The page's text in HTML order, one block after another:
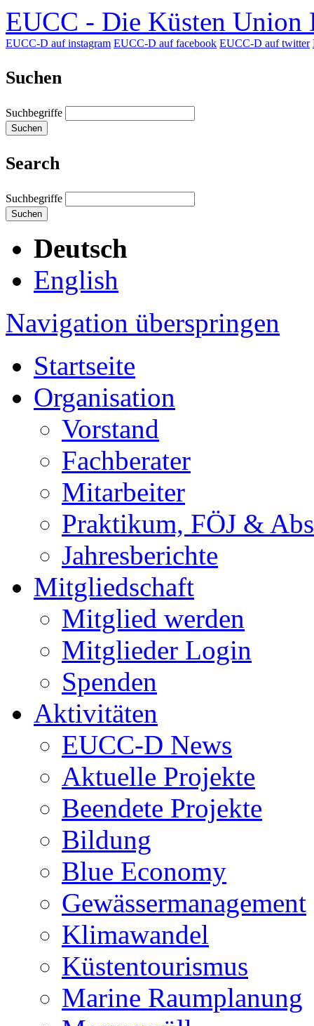
EUCC - Die Küsten Union
EUCC-D auf instagram EUCC-D auf facebook EUCC-D auf twitter
Suchen
Suchbegriffe
Suchen
Search
Suchbegriffe
Suchen
Deutsch
English
Navigation überspringen
Startseite
Organisation
Vorstand
Fachberater
Mitarbeiter
Praktikum, FÖJ &
Jahresberichte
Mitgliedschaft
Mitglied werden
Mitglieder Login
Spenden
Aktivitäten
EUCC-D News
Aktuelle Projekte
Beendete Projekte
Bildung
Blue Economy
Gewässermanagement
Klimawandel
Küstentourismus
Marine Raumplanung